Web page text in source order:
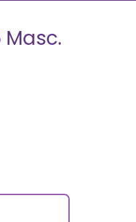
Masc.